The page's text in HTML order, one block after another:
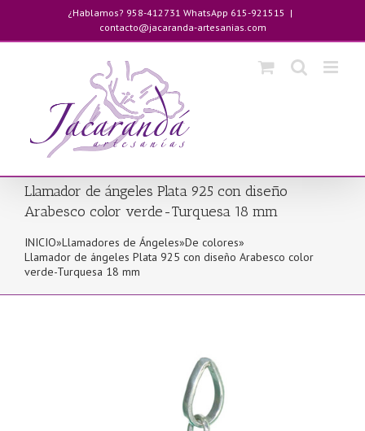
contenido
¿Hablamos? 958-412731 WhatsApp 615-921515 |
contacto@jacaranda-artesanias.com
Llamador de ángeles Plata 925 con diseño
Arabesco color verde-Turquesa 18 mm
INICIO»Llamadores de Ángeles»De colores»
Llamador de ángeles Plata 925 con diseño Arabesco color
verde-Turquesa 18 mm